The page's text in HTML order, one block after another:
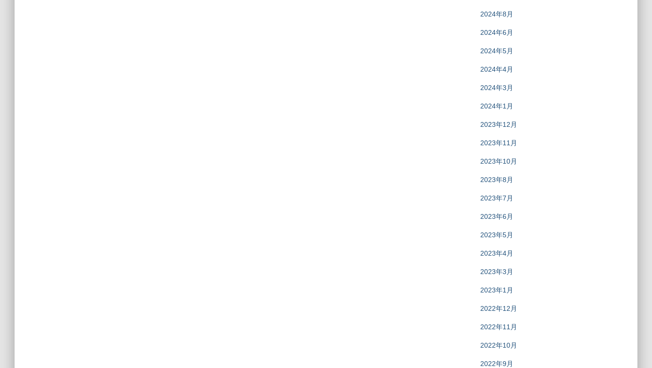
2024年8月
2024年6月
2024年5月
2024年4月
2024年3月
2024年1月
2023年12月
2023年11月
2023年10月
2023年8月
2023年7月
2023年6月
2023年5月
2023年4月
2023年3月
2023年1月
2022年12月
2022年11月
2022年10月
2022年9月